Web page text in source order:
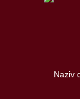
Naziv